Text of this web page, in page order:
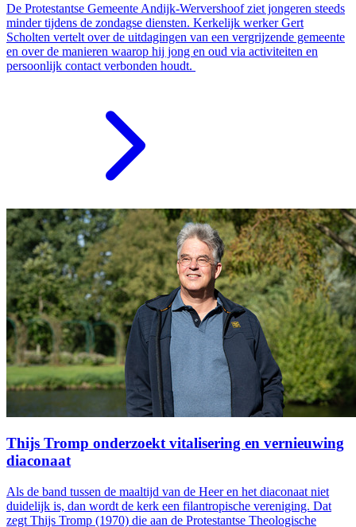
De Protestantse Gemeente Andijk-Wervershoof ziet jongeren steeds
minder tijdens de zondagse diensten. Kerkelijk werker Gert
Scholten vertelt over de uitdagingen van een vergrijzende gemeente
en over de manieren waarop hij jong en oud via activiteiten en
persoonlijk contact verbonden houdt.
Thijs Tromp onderzoekt vitalisering en vernieuwing
diaconaat
Als de band tussen de maaltijd van de Heer en het diaconaat niet
duidelijk is, dan wordt de kerk een filantropische vereniging. Dat
zegt Thijs Tromp (1970) die aan de Protestantse Theologische